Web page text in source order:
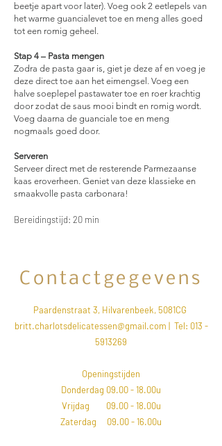
beetje apart voor later). Voeg ook 2 eetlepels van
het warme guancialevet toe en meng alles goed
tot een romig geheel.
Stap 4 – Pasta mengen
Zodra de pasta gaar is, giet je deze af en voeg je
deze direct toe aan het eimengsel. Voeg een
halve soeplepel pastawater toe en roer krachtig
door zodat de saus mooi bindt en romig wordt.
Voeg daarna de guanciale toe en meng
nogmaals goed door.
Serveren
Serveer direct met de resterende Parmezaanse
kaas eroverheen. Geniet van deze klassieke en
smaakvolle pasta carbonara!
Bereidingstijd: 20 min
Contactgegevens
Paardenstraat 3, Hilvarenbeek, 5081CG
britt.charlotsdelicatessen@gmail.com | Tel: 013 -
5913269
Openingstijden
Donderdag 09.00 - 18.00u
Vrijdag 09.00 - 18.00u
Zaterdag 09.00 - 16.00u